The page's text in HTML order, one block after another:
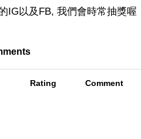
IG以及FB, 我們會時常抽獎喔
Rating Comment